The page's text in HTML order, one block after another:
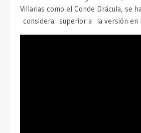
Villarias como el Conde Drácula, se
considera superior a la versión en